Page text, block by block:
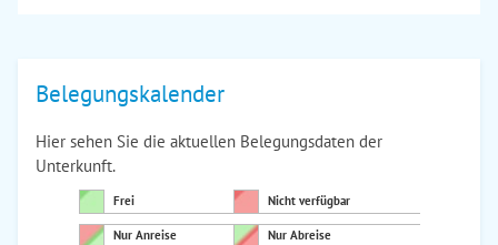
Belegungskalender
Hier sehen Sie die aktuellen Belegungsdaten der
Unterkunft.
Frei Nicht verfügbar
Nur Anreise Nur Abreise